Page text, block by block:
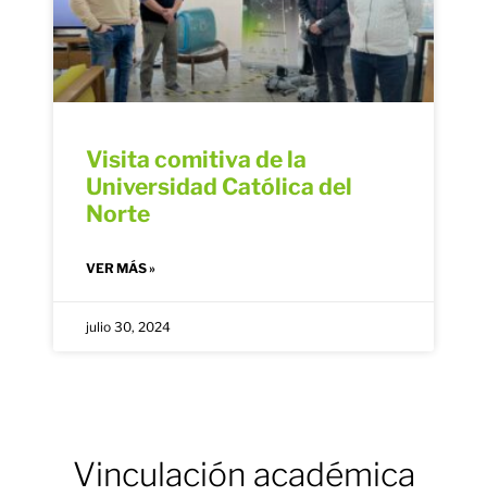
Visita comitiva de la
Universidad Católica del
Norte
VER MÁS »
julio 30, 2024
Vinculación académica